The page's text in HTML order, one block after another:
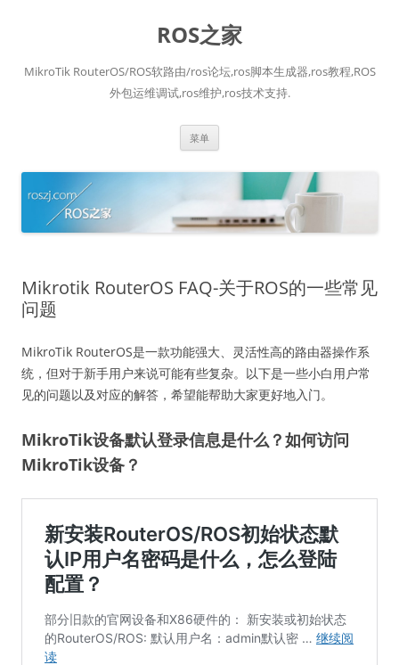
ROS之家
MikroTik RouterOS/ROS软路由/ros论坛,ros脚本生成器,ros教程,ROS
外包运维调试,ros维护,ros技术支持.
菜单
Mikrotik RouterOS FAQ-关于ROS的一些常见
问题
MikroTik RouterOS是一款功能强大、灵活性高的路由器操作系
统，但对于新手用户来说可能有些复杂。以下是一些小白用户常
见的问题以及对应的解答，希望能帮助大家更好地入门。
MikroTik设备默认登录信息是什么？如何访问
MikroTik设备？